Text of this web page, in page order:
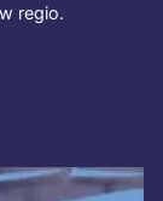
regio.